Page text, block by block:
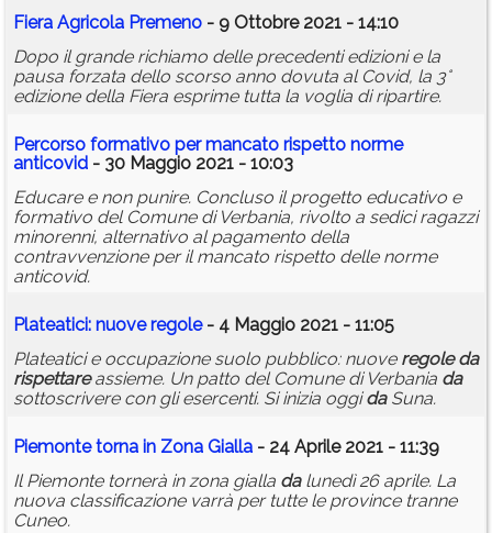
Fiera Agricola Premeno - 9 Ottobre 2021 - 14:10
Dopo il grande richiamo delle precedenti edizioni e la
pausa forzata dello scorso anno dovuta al Covid, la 3°
edizione della Fiera esprime tutta la voglia di ripartire.
Percorso formativo per mancato rispetto norme
anticovid - 30 Maggio 2021 - 10:03
Educare e non punire. Concluso il progetto educativo e
formativo del Comune di Verbania, rivolto a sedici ragazzi
minorenni, alternativo al pagamento della
contravvenzione per il mancato rispetto delle norme
anticovid.
Plateatici: nuoveregole- 4 Maggio 2021 - 11:05
Plateatici e occupazione suolo pubblico: nuove regole da
rispettareassieme. Un patto del Comune di Verbania da
sottoscrivere con gli esercenti. Si inizia oggidaSuna.
Piemonte torna in Zona Gialla - 24 Aprile 2021 - 11:39
Il Piemonte tornerà in zona gialla dalunedì 26 aprile. La
nuova classificazione varrà per tutte le province tranne
Cuneo.